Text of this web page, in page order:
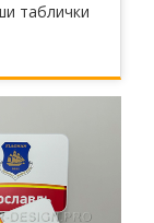
таблички